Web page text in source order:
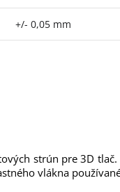
+/- 0,05 mm
strún pre 3D
vlákna